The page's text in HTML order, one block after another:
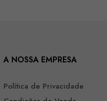
A NOSSA EMPRESA
Política de Privacidade